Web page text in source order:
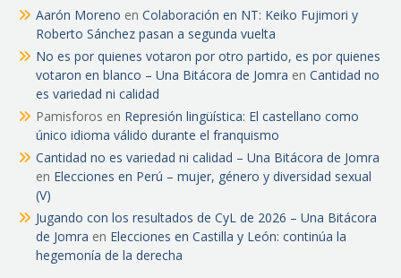
Aarón Moreno en Colaboración en NT: Keiko Fujimori y
Roberto Sánchez pasan a segunda vuelta
No es por quienes votaron por otro partido, es por quienes
votaron en blanco – Una Bitácora de Jomra en Cantidad no
es variedad ni calidad
Pamisforos en Represión lingüística: El castellano como
único idioma válido durante el franquismo
Cantidad no es variedad ni calidad – Una Bitácora de Jomra
en Elecciones en Perú – mujer, género y diversidad sexual
(V)
Jugando con los resultados de CyL de 2026 – Una Bitácora
de Jomra en Elecciones en Castilla y León: continúa la
hegemonía de la derecha